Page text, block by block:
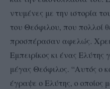
ντυμένες με την ιστορία
του Θεόφιλου, που πολλοί
προσπέρασαν αφελώς.
Εμπειρίκος κι ένας
μέγας Θεόφιλος. “Αυτός ο
έγραψε ο Ελύτης, ο οποίος